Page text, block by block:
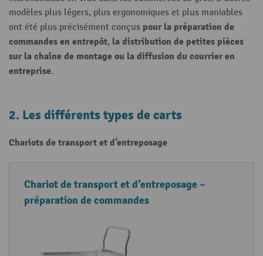
modèles plus légers, plus ergonomiques et plus maniables
ont été plus précisément conçus pour la préparation de
commandes en entrepôt, la distribution de petites pièces
sur la chaîne de montage ou la diffusion du courrier en
entreprise.
2. Les différents types de carts
Chariots de transport et d’entreposage
T
y
C
a
Chariot de transport et d’entreposage –
préparation de commandes